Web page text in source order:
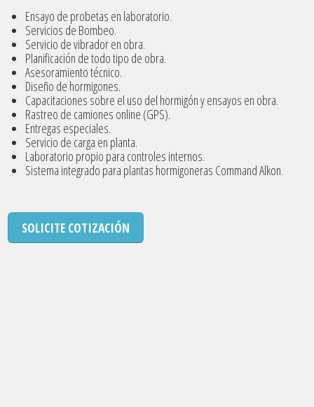
Ensayo de probetas en laboratorio.
Servicios de Bombeo.
Servicio de vibrador en obra.
Planificación de todo tipo de obra.
Asesoramiento técnico.
Diseño de hormigones.
Capacitaciones sobre el uso del hormigón y ensayos en obra.
Rastreo de camiones online (GPS).
Entregas especiales.
Servicio de carga en planta.
Laboratorio propio para controles internos.
Sistema integrado para plantas hormigoneras Command Alkon.
SOLICITE COTIZACIÓN